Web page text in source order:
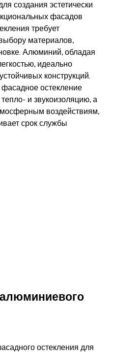
создания эстетически
фасадов
требует
материалов,
Алюминий, обладая
идеально
конструкций.
остекление
и звукоизоляцию, а
воздействиям,
срок службы
остекления для